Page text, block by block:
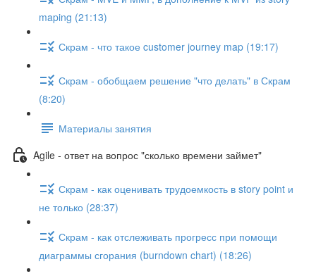
maping (21:13)
Скрам - что такое customer journey map (19:17)
Скрам - обобщаем решение "что делать" в Скрам
(8:20)
Материалы занятия
Agile - ответ на вопрос "сколько времени займет"
Скрам - как оценивать трудоемкость в story point и
не только (28:37)
Скрам - как отслеживать прогресс при помощи
диаграммы сгорания (burndown chart) (18:26)